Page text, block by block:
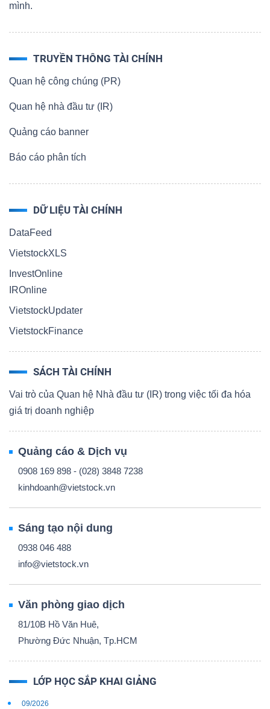
mình.
TRUYỀN THÔNG TÀI CHÍNH
Quan hệ công chúng (PR)
Quan hệ nhà đầu tư (IR)
Quảng cáo banner
Báo cáo phân tích
DỮ LIỆU TÀI CHÍNH
DataFeed
VietstockXLS
InvestOnline
IROnline
VietstockUpdater
VietstockFinance
SÁCH TÀI CHÍNH
Vai trò của Quan hệ Nhà đầu tư (IR) trong việc tối đa hóa
giá trị doanh nghiệp
Quảng cáo & Dịch vụ
0908 169 898 - (028) 3848 7238
kinhdoanh@vietstock.vn
Sáng tạo nội dung
0938 046 488
info@vietstock.vn
Văn phòng giao dịch
81/10B Hồ Văn Huê,
Phường Đức Nhuận, Tp.HCM
LỚP HỌC SẮP KHAI GIẢNG
09/2026